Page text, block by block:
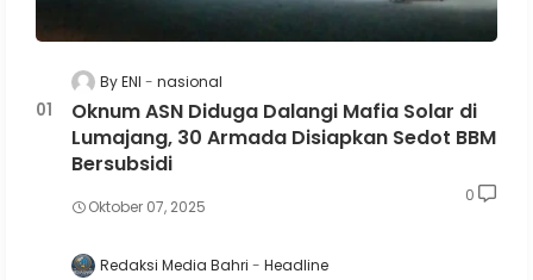
By ENI nasional
Oknum ASN Diduga Dalangi Mafia Solar di
Lumajang, 30 Armada Disiapkan Sedot BBM
Bersubsidi
Oktober 07, 2025
0
Redaksi Media Bahri Headline